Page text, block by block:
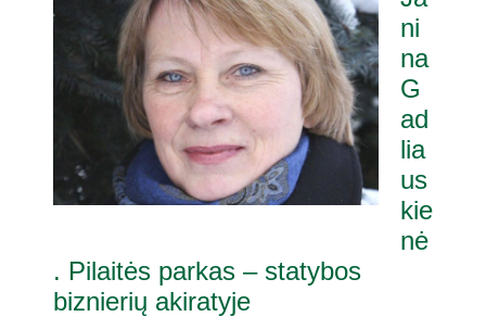
ni
na
G
ad
lia
us
kie
nė
. Pilaitės parkas – statybos
biznierių akiratyje